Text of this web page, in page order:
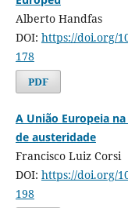
Alberto Handfas
DOI: https://doi.org/
178
PDF
A União Europeia
de austeridade
Francisco Luiz Corsi
DOI: https://doi.org/
198